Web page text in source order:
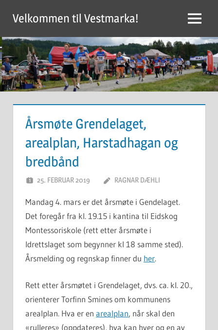
content
Velkommen til Vestmarka! Menu
Årsmøte Grendelaget,
arealplan, Harstadhagan og
bredbånd
25. FEBRUAR 2019 RAGNAR DÆHLI
Mandag 4. mars er det årsmøte i Gendelaget.
Det foregår fra kl. 19.15 i kantina til Eidskog
Montessoriskole (rett etter årsmøte i
Idrettslaget som begynner kl 18 samme sted).
Årsmelding og regnskap finner du her.
Rett etter årsmøtet i Grendelaget, dvs. ca. kl. 20.,
orienterer Torfinn Smines om kommunens
arealplan. Hva er en arealplan, når skal den
«rulleres» (oppdateres), hva kan hver og en av